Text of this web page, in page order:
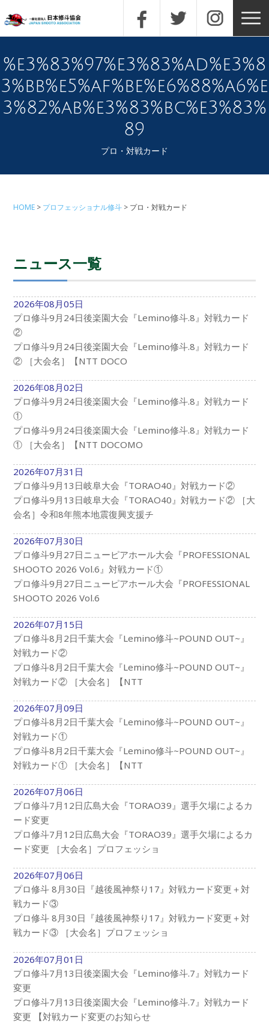
%e3%83%97%e3%83%ad%e3%8
3%bb%e5%af%be%e6%88%a6%e
3%82%ab%e3%83%bc%e3%83%
89
プロ・対戦カード
HOME プロフェッショナル修斗 プロ・対戦カード
ニュース一覧
2026年08月05日
プロ修斗9月24日後楽園大会『Lemino修斗.8』対戦カード
②
プロ修斗9月24日後楽園大会『Lemino修斗.8』対戦カード
② ［大会名］【NTT DOCO
2026年08月02日
プロ修斗9月24日後楽園大会『Lemino修斗.8』対戦カード
①
プロ修斗9月24日後楽園大会『Lemino修斗.8』対戦カード
① ［大会名］【NTT DOCOMO
2026年07月31日
プロ修斗9月13日岐阜大会『TORAO40』対戦カード②
プロ修斗9月13日岐阜大会『TORAO40』対戦カード② ［大
会名］令和8年熊本地震復興支援チ
2026年07月30日
プロ修斗9月27日ニューピアホール大会『PROFESSIONAL
SHOOTO 2026 Vol.6』対戦カード①
プロ修斗9月27日ニューピアホール大会『PROFESSIONAL
SHOOTO 2026 Vol.6
2026年07月15日
プロ修斗8月2日千葉大会『Lemino修斗~POUND OUT~』
対戦カード②
プロ修斗8月2日千葉大会『Lemino修斗~POUND OUT~』
対戦カード② ［大会名］【NTT
2026年07月09日
プロ修斗8月2日千葉大会『Lemino修斗~POUND OUT~』
対戦カード①
プロ修斗8月2日千葉大会『Lemino修斗~POUND OUT~』
対戦カード① ［大会名］【NTT
2026年07月06日
プロ修斗7月12日広島大会『TORAO39』選手欠場によるカ
ード変更
プロ修斗7月12日広島大会『TORAO39』選手欠場によるカ
ード変更 ［大会名］プロフェッショ
2026年07月06日
プロ修斗 8月30日『越後風神祭り17』対戦カード変更＋対
戦カード③
プロ修斗 8月30日『越後風神祭り17』対戦カード変更＋対
戦カード③ ［大会名］プロフェッショ
2026年07月01日
プロ修斗7月13日後楽園大会『Lemino修斗.7』対戦カード
変更
プロ修斗7月13日後楽園大会『Lemino修斗.7』対戦カード
変更 【対戦カード変更のお知らせ